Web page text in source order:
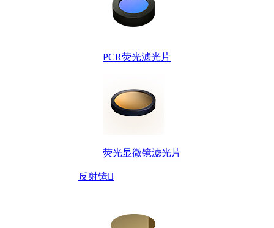
PCR荧光滤光片
荧光显微镜滤光片
反射镜